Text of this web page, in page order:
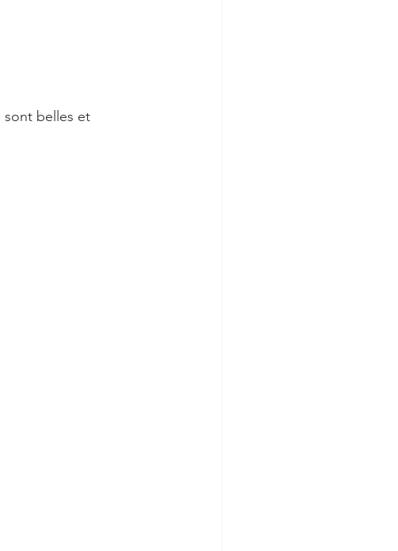
sont belles et